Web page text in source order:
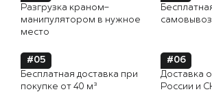
Разгрузка краном-
манипулятором в нужное
место
#05
Бесплатная доставка при
покупке от 40 м³
#06
Доставка
России и